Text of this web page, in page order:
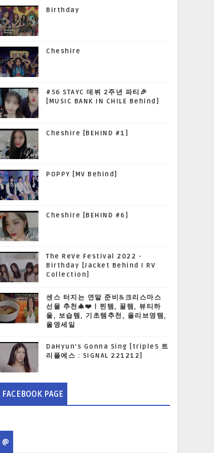
Birthday
Cheshire
#56 STAYC 데뷔 2주년 파티🎉
[MUSIC BANK IN CHILE Behind]
Cheshire [BEHIND #1]
POPPY [MV Behind]
Cheshire [BEHIND #6]
The ReVe Festival 2022 -
Birthday [Jacket Behind I RV
Collection]
센스 터지는 연말 준비&크리스마스
선물 추천🎄❤️ | 찐템, 꿀템, 뷰티하
울, 보습템, 기초템추천, 올리브영템,
올영세일
DaHyun’s Gonna Sing [tripleS 트
리플에스 : SIGNAL 221212]
FACEBOOK PAGE
@